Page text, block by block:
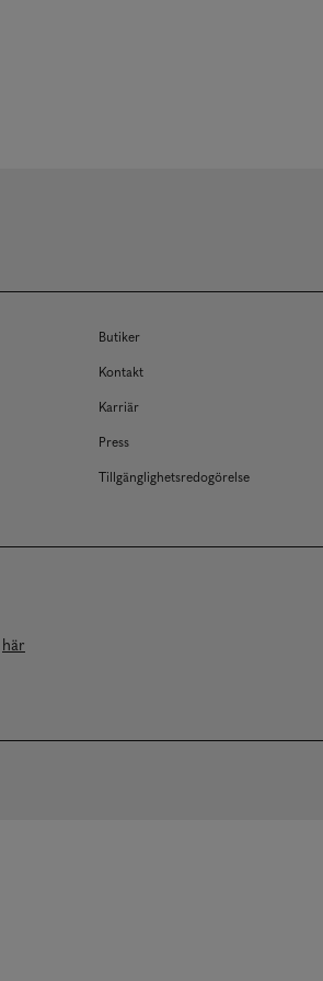
Butiker
Kontakt
Karriär
Press
Tillgänglighetsredogörelse
här